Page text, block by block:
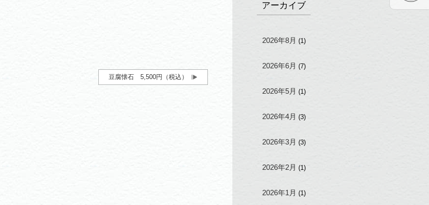
豆腐懐石 5,500円（税込）
アーカイブ
2026年8月 (1)
2026年6月 (7)
2026年5月 (1)
2026年4月 (3)
2026年3月 (3)
2026年2月 (1)
2026年1月 (1)